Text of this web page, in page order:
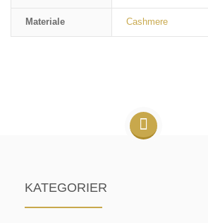
Materiale Cashmere
KATEGORIER